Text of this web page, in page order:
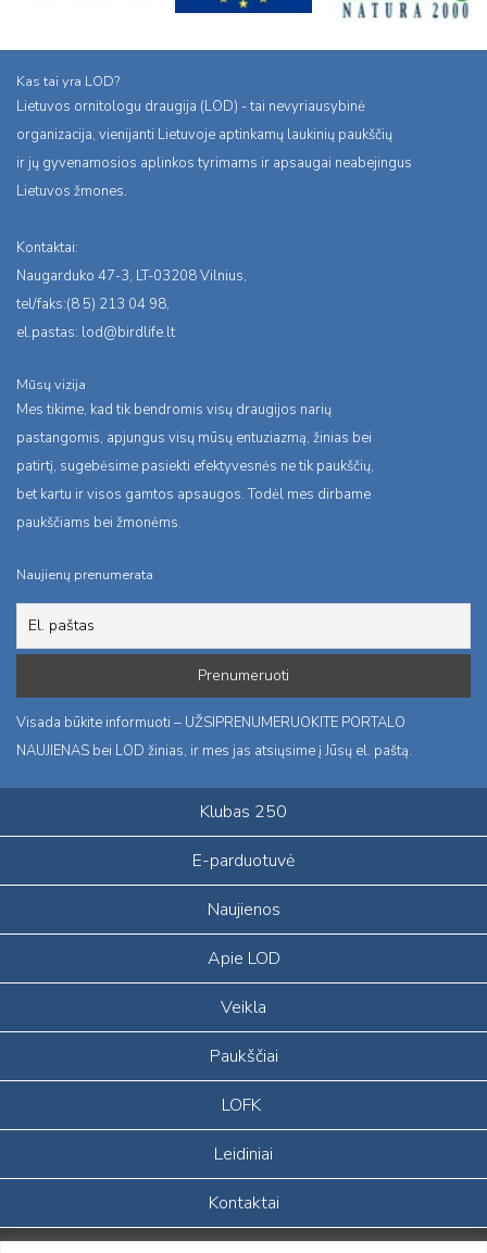
Kas tai yra LOD?
Lietuvos ornitologu draugija (LOD) - tai nevyriausybinė
organizacija, vienijanti Lietuvoje aptinkamų laukinių paukščių
ir jų gyvenamosios aplinkos tyrimams ir apsaugai neabejingus
Lietuvos žmones.
Kontaktai:
Naugarduko 47-3, LT-03208 Vilnius,
tel/faks:(8 5) 213 04 98,
el.pastas: lod@birdlife.lt
Mūsų vizija
Mes tikime, kad tik bendromis visų draugijos narių
pastangomis, apjungus visų mūsų entuziazmą, žinias bei
patirtį, sugebėsime pasiekti efektyvesnės ne tik paukščių,
bet kartu ir visos gamtos apsaugos. Todėl mes dirbame
paukščiams bei žmonėms.
Naujienų prenumerata
Visada būkite informuoti – UŽSIPRENUMERUOKITE PORTALO
NAUJIENAS bei LOD žinias, ir mes jas atsiųsime į Jūsų el. paštą.
Klubas 250
E-parduotuvė
Naujienos
Apie LOD
Veikla
Paukščiai
LOFK
Leidiniai
Kontaktai